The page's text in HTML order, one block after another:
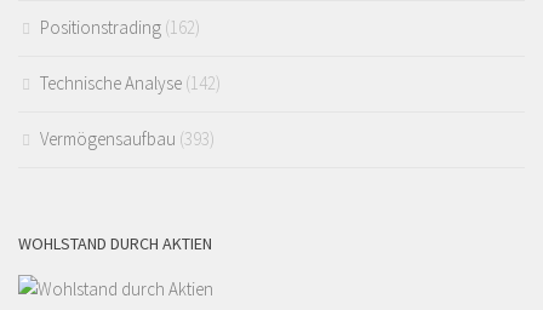
Positionstrading (162)
Technische Analyse (142)
Vermögensaufbau (393)
WOHLSTAND DURCH AKTIEN